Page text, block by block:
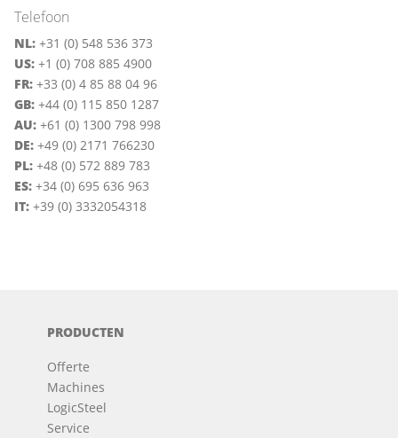
Telefoon
NL: +31 (0) 548 536 373
US: +1 (0) 708 885 4900
FR: +33 (0) 4 85 88 04 96
GB: +44 (0) 115 850 1287
AU: +61 (0) 1300 798 998
DE: +49 (0) 2171 766230
PL: +48 (0) 572 889 783
ES: +34 (0) 695 636 963
IT: +39 (0) 3332054318
PRODUCTEN
Offerte
Machines
LogicSteel
Service